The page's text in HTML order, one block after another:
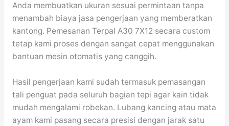
Anda membuatkan ukuran sesuai permintaan tanpa
menambah biaya jasa pengerjaan yang memberatkan
kantong. Pemesanan Terpal A30 7X12 secara custom
tetap kami proses dengan sangat cepat menggunakan
bantuan mesin otomatis yang canggih.
Hasil pengerjaan kami sudah termasuk pemasangan
tali penguat pada seluruh bagian tepi agar kain tidak
mudah mengalami robekan. Lubang kancing atau mata
ayam kami pasang secara presisi dengan jarak satu